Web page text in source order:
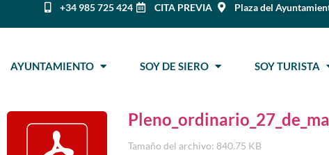
+34 985 725 424 CITA PREVIA Plaza del
AYUNTAMIENTO SOY DE SIERO SOY TURISTA
Tamaño del archivo: 840.75 KB